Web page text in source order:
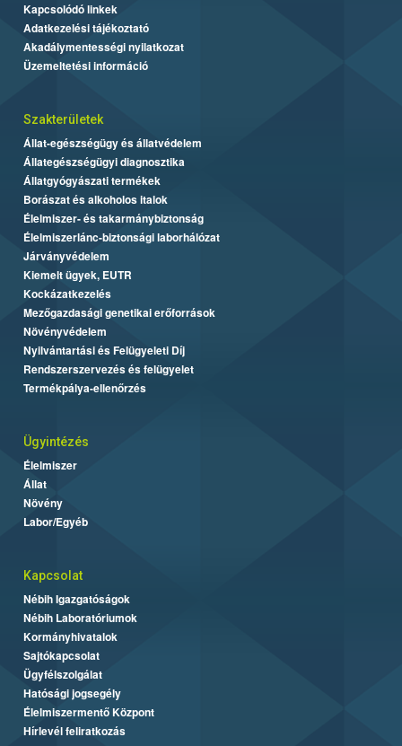
Kapcsolódó linkek
Adatkezelési tájékoztató
Akadálymentességi nyilatkozat
Üzemeltetési információ
Szakterületek
Állat-egészségügy és állatvédelem
Állategészségügyi diagnosztika
Állatgyógyászati termékek
Borászat és alkoholos italok
Élelmiszer- és takarmánybiztonság
Élelmiszerlánc-biztonsági laborhálózat
Járványvédelem
Kiemelt ügyek, EUTR
Kockázatkezelés
Mezőgazdasági genetikai erőforrások
Növényvédelem
Nyilvántartási és Felügyeleti Díj
Rendszerszervezés és felügyelet
Termékpálya-ellenőrzés
Ügyintézés
Élelmiszer
Állat
Növény
Labor/Egyéb
Kapcsolat
Nébih Igazgatóságok
Nébih Laboratóriumok
Kormányhivatalok
Sajtókapcsolat
Ügyfélszolgálat
Hatósági jogsegély
Élelmiszermentő Központ
Hírlevél feliratkozás